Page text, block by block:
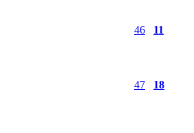
46 11
47 18